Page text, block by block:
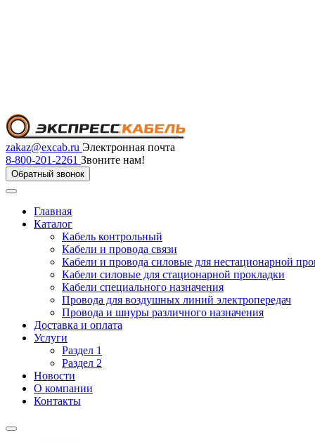
zakaz@excab.ru Электронная почта
8-800-201-2261 Звоните нам!
Обратный звонок
Главная
Каталог
Кабель контрольный
Кабели и провода связи
Кабели и провода силовые для нестационарной
Кабели силовые для стационарной прокладки
Кабели специального назначения
Провода для воздушных линий электропередач
Провода и шнуры различного назначения
Доставка и оплата
Услуги
Раздел 1
Раздел 2
Новости
О компании
Контакты